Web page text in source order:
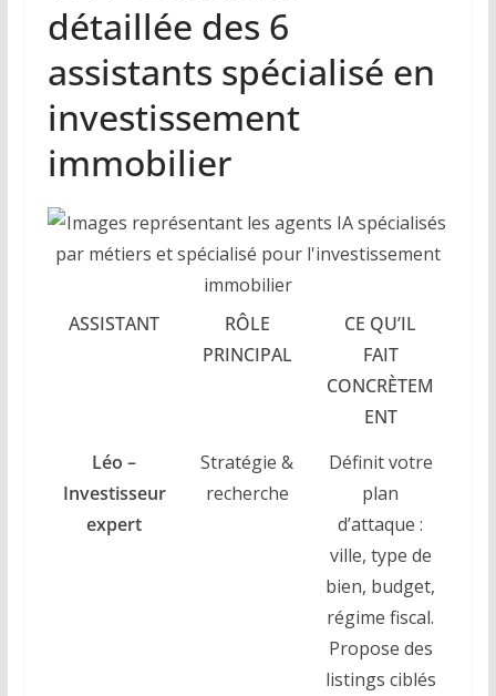
détaillée des 6
assistants spécialisé en
investissement
immobilier
ASSISTANT
RÔLE
PRINCIPAL
CE QU’IL
FAIT
CONCRÈTEM
ENT
Léo –
Investisseur
expert
Stratégie &
recherche
Définit votre
plan
d’attaque :
ville, type de
bien, budget,
régime fiscal.
Propose des
listings ciblés